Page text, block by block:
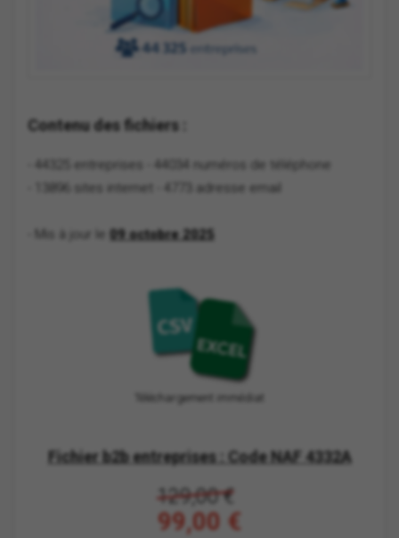
Contenu des fichiers :
- 44325 entreprises
- 44034 numéros de téléphone
- 13896 sites internet
- 4773 adresse email
- Mis à jour le 09 octobre 2025
Téléchargement immédiat
Fichier b2b entreprises : Code NAF 4332A
129,00 €
99,00 €